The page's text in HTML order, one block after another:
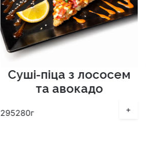
Суші-піца з лососем
та авокадо
295280г +